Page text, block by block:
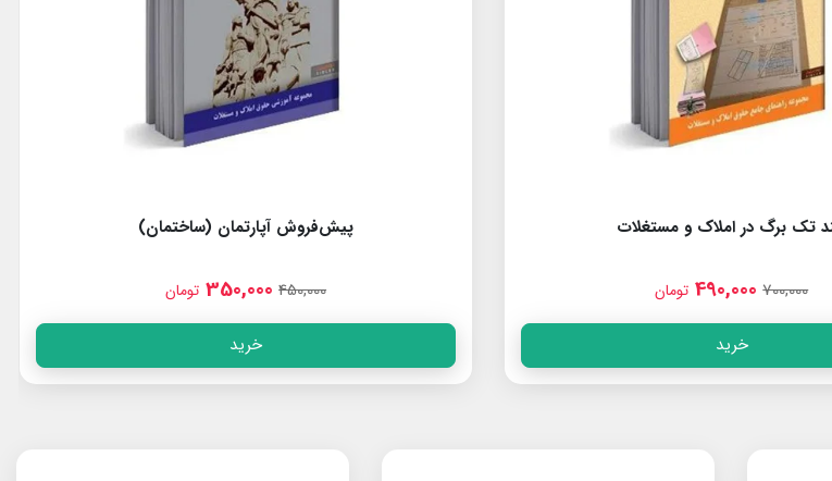
تک برگ در املاک و مستغلات
700,000
490,000 تومان
خرید
پیش‌فروش آپارتمان (ساختمان)
450,000
350,000 تومان
خرید